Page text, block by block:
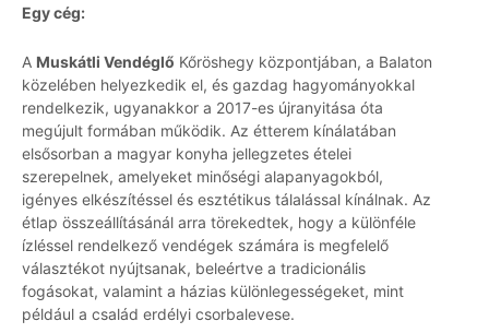
Egy cég:
A Muskátli Vendéglő Kőröshegy központjában, a Balaton
közelében helyezkedik el, és gazdag hagyományokkal
rendelkezik, ugyanakkor a 2017-es újranyitása óta
megújult formában működik. Az étterem kínálatában
elsősorban a magyar konyha jellegzetes ételei
szerepelnek, amelyeket minőségi alapanyagokból,
igényes elkészítéssel és esztétikus tálalással kínálnak. Az
étlap összeállításánál arra törekedtek, hogy a különféle
ízléssel rendelkező vendégek számára is megfelelő
választékot nyújtsanak, beleértve a tradicionális
fogásokat, valamint a házias különlegességeket, mint
például a család erdélyi csorbalevese.